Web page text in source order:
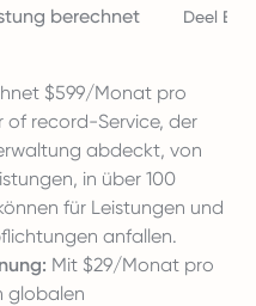
berechnet Deel
$599/Monat pro
of record-Service, der
abdeckt, von
in über 100
für Leistungen und
anfallen.
Mit $29/Monat pro
globalen